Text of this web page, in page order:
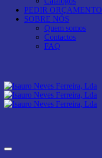
PEDIR ORÇAMENTO
SOBRE NÓS
Quem somos
Contactos
FAQ